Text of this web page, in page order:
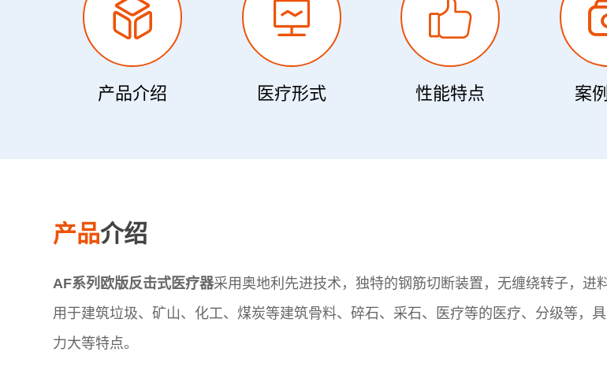
产品介绍 医疗形式 性能特点 案
产品介绍
AF系列欧版反击式医疗器采用奥地利先进技术，独特的钢筋切断装置，无缠绕转子，
用于建筑垃圾、矿山、化工、煤炭等建筑骨料、碎石、采石、医疗等的医疗、分级等，
力大等特点。